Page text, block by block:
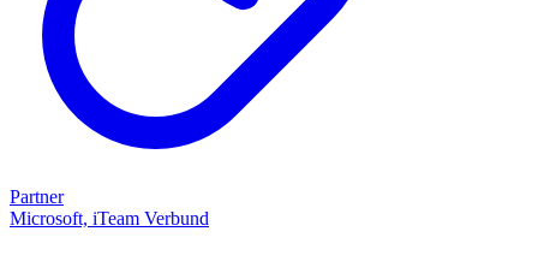
Partner
Microsoft, iTeam Verbund